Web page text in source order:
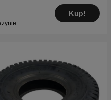
Kup!